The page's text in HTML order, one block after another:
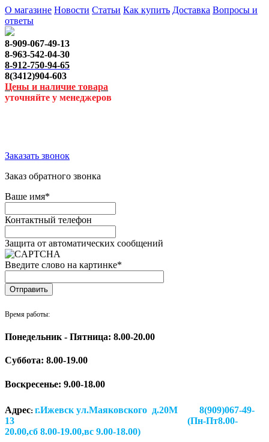
О магазине Новости Статьи Как купить Доставка Вопросы и
ответы
8-909-067-49-13
8-963-542-04-30
8-912-750-94-65
8(3412)904-603
Цены и наличие товара
уточняйте у менеджеров
Заказать звонок
Заказ обратного звонка
Ваше имя*
Контактный телефон
Защита от автоматических сообщений
Введите слово на картинке*
Время работы:
Понедельник - Пятница: 8.00-20.00
Суббота: 8.00-19.00
Воскресенье: 9.00-18.00
Адрес: г.Ижевск ул.Маяковского д.20М 8(909)067-49-
13 (Пн-Пт8.00-
20.00,сб 8.00-19.00,вс 9.00-18.00)